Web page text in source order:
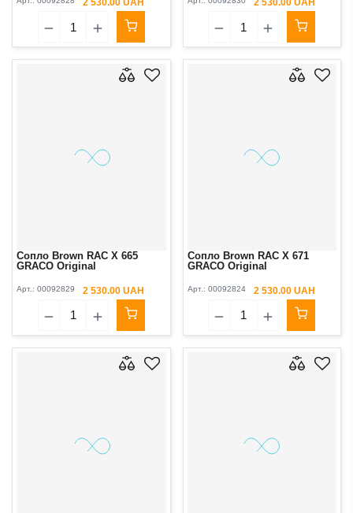
2 530.00 UAH 2 530.00 UAH
Сопло Brown RAC X 665
GRACO Original
Арт.: 00092829 2 530.00 UAH
Сопло Brown RAC X 671
GRACO Original
Арт.: 00092824 2 530.00 UAH